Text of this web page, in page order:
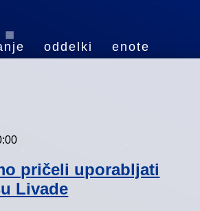
oddelki enote
pričeli uporabljati
Livade